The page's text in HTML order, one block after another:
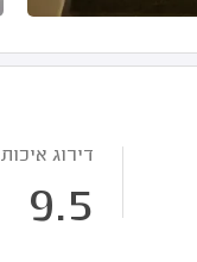
דירוג איכות
9.5